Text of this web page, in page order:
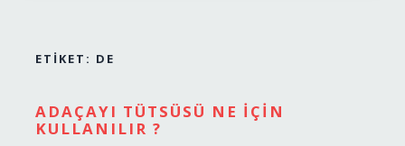
ETIKET: DE
ADAÇAYI TÜTSÜSÜ NE IÇIN
KULLANILIR ?